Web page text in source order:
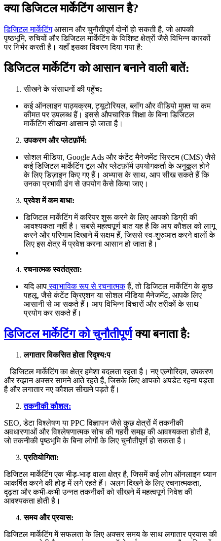
क्या डिजिटल मार्केटिंग आसान है?
डिजिटल मार्केटिंगआसान और चुनौतीपूर्ण दोनों हो सकती है, जो आपकी
पृष्ठभूमि, रुचियों और डिजिटल मार्केटिंग के विशिष्ट क्षेत्रों जैसे विभिन्न कारकों
पर निर्भर करती है। यहाँ इसका विवरण दिया गया है:
डिजिटल मार्केटिंग को आसान बनाने वाली बातें:
सीखने के संसाधनों की पहुँच:
कई ऑनलाइन पाठ्यक्रम, ट्यूटोरियल, ब्लॉग और वीडियो मुफ़्त या कम
कीमत पर उपलब्ध हैं। इससे औपचारिक शिक्षा के बिना डिजिटल
मार्केटिंग सीखना आसान हो जाता है।
उपकरण और प्लेटफ़ॉर्म:
सोशल मीडिया, Google Ads और कंटेंट मैनेजमेंट सिस्टम (CMS) जैसे
कई डिजिटल मार्केटिंग टूल और प्लेटफ़ॉर्म उपयोगकर्ता के अनुकूल होने
के लिए डिज़ाइन किए गए हैं। अभ्यास के साथ, आप सीख सकते हैं कि
उनका प्रभावी ढंग से उपयोग कैसे किया जाए।
प्रवेश में कम बाधा:
डिजिटल मार्केटिंग में करियर शुरू करने के लिए आपको डिग्री की
आवश्यकता नहीं है। सबसे महत्वपूर्ण बात यह है कि आप कौशल को लागू
करने और परिणाम दिखाने में सक्षम हैं, जिससे स्व-शुरुआत करने वालों के
लिए इस क्षेत्र में प्रवेश करना आसान हो जाता है।
रचनात्मक स्वतंत्रता:
यदि आपस्वाभाविक रूप से रचनात्मकहैं, तो डिजिटल मार्केटिंग के कुछ
पहलू, जैसे कंटेंट क्रिएशन या सोशल मीडिया मैनेजमेंट, आपके लिए
आसानी से आ सकते हैं। आप विभिन्न विचारों और तरीकों के साथ
प्रयोग कर सकते हैं।
डिजिटल मार्केटिंग को चुनौतीपूर्णक्या बनाता है:
लगातार विकसित होता रिदृश्य:प
डिजिटल मार्केटिंग का क्षेत्र हमेशा बदलता रहता है। नए एल्गोरिदम, उपकरण
और रुझान अक्सर सामने आते रहते हैं, जिसके लिए आपको अपडेट रहना पड़ता
है और लगातार नए कौशल सीखने पड़ते हैं।
तकनीकी कौशल:
SEO, डेटा विश्लेषण या PPC विज्ञापन जैसे कुछ क्षेत्रों में तकनीकी
अवधारणाओं और विश्लेषणात्मक सोच की गहरी समझ की आवश्यकता होती है,
जो तकनीकी पृष्ठभूमि के बिना लोगों के लिए चुनौतीपूर्ण हो सकता है।
प्रतियोगिता:
डिजिटल मार्केटिंग एक भीड़-भाड़ वाला क्षेत्र है, जिसमें कई लोग ऑनलाइन ध्यान
आकर्षित करने की होड़ में लगे रहते हैं। अलग दिखने के लिए रचनात्मकता,
दृढ़ता और कभी-कभी उन्नत तकनीकों को सीखने में महत्वपूर्ण निवेश की
आवश्यकता होती है।
समय और प्रयास:
डिजिटल मार्केटिंग में सफलता के लिए अक्सर समय के साथ लगातार प्रयास की